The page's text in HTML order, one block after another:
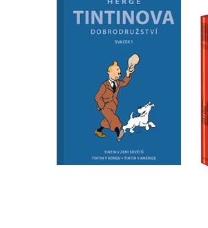
dobrodružství 1 -
omnibus 1-3
Hergé
Do košíku
719 Kč